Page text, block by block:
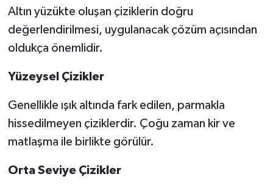
Altın yüzükte oluşan çiziklerin doğru
değerlendirilmesi, uygulanacak çözüm açısından
oldukça önemlidir.
Yüzeysel Çizikler
Genellikle ışık altında fark edilen, parmakla
hissedilmeyen çiziklerdir. Çoğu zaman kir ve
matlaşma ile birlikte görülür.
Orta Seviye Çizikler